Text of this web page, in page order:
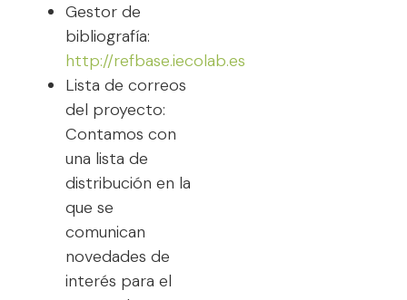
Gestor de
bibliografía:
http://refbase.iecolab.es
Lista de correos
del proyecto:
Contamos con
una lista de
distribución en la
que se
comunican
novedades de
interés para el